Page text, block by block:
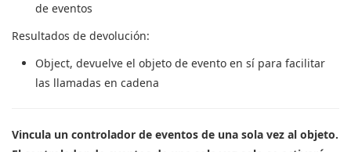
de eventos
Resultados de devolución:
Object, devuelve el objeto de evento en sí para facilitar
las llamadas en cadena
Vincula un controlador de eventos de una sola vez al objeto.